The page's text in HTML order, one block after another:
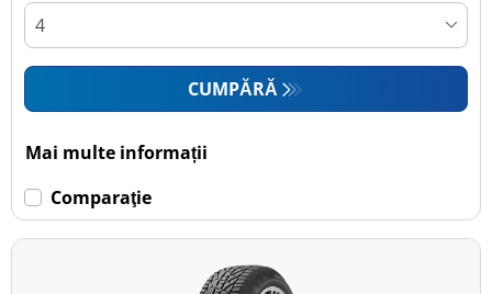
CUMPĂRĂ
Mai multe informații
Comparaţie